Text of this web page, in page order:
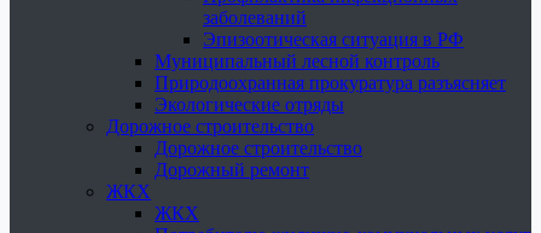
заболеваний
Эпизоотическая ситуация в РФ
Муниципальный лесной контроль
Природоохранная прокуратура разъясняет
Экологические отряды
Дорожное строительство
Дорожное строительство
Дорожный ремонт
ЖКХ
ЖКХ